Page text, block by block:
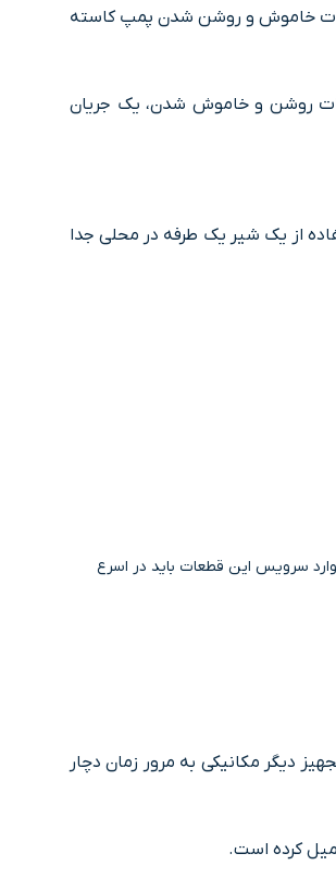
خاموش و روشن شدن پمپ کاسته
روشن و خاموش شدن، یک جریان
از یک شیر یک طرفه در محلی جدا
سرویس این قطعات باید در اسرع
دیگر مکانیکی به مرور زمان دچار
کرده است.